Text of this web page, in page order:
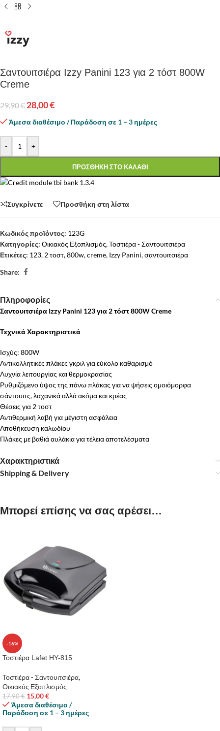
Σαντουιτσιέρα Izzy Panini 123 για 2 τόστ 800W
Creme
29,90€ 28,00€
Άμεσα διαθέσιμο / Παράδοση σε 1 – 3 ημέρες
- +
ΠΡΟΣΘΗΚΗ ΣΤΟ ΚΑΛΑΘΙ
Συγκρίνετε Προσθήκη στη λίστα
Κωδικός προϊόντος: 123G
Κατηγορίες: Οικιακός Εξοπλισμός,Τοστιέρα - Σαντουιτσιέρα
Ετικέτες: 123, 2 τοστ,800w,creme, Izzy Panini,σαντουιτσιέρα
Share:
Πληροφορίες
Σαντουιτσιέρα Izzy Panini 123 για 2 τόστ 800W Creme
Τεχνικά Χαρακτηριστικά
Ισχύς: 800W
Αντικολλητικές πλάκες γκριλ για εύκολο καθαρισμό
Λυχνία λειτουργίας και θερμοκρασίας
Ρυθμιζόμενο ύψος της πάνω πλάκας για να ψήσεις ομοιόμορφα
σάντουιτς, λαχανικά αλλά ακόμα και κρέας
Θέσεις για 2 τοστ
Αντιθερμική λαβή για μέγιστη ασφάλεια
Αποθήκευση καλωδίου
Πλάκες με βαθιά αυλάκια για τέλεια αποτελέσματα
Χαρακτηριστικά
Shipping & Delivery
Μπορεί επίσης να σας αρέσει…
-16%
Τοστιέρα Lafet HY-815
Τοστιέρα - Σαντουιτσιέρα,
Οικιακός Εξοπλισμός
17,90€ 15,00€
Άμεσα διαθέσιμο /
Παράδοση σε 1 – 3 ημέρες